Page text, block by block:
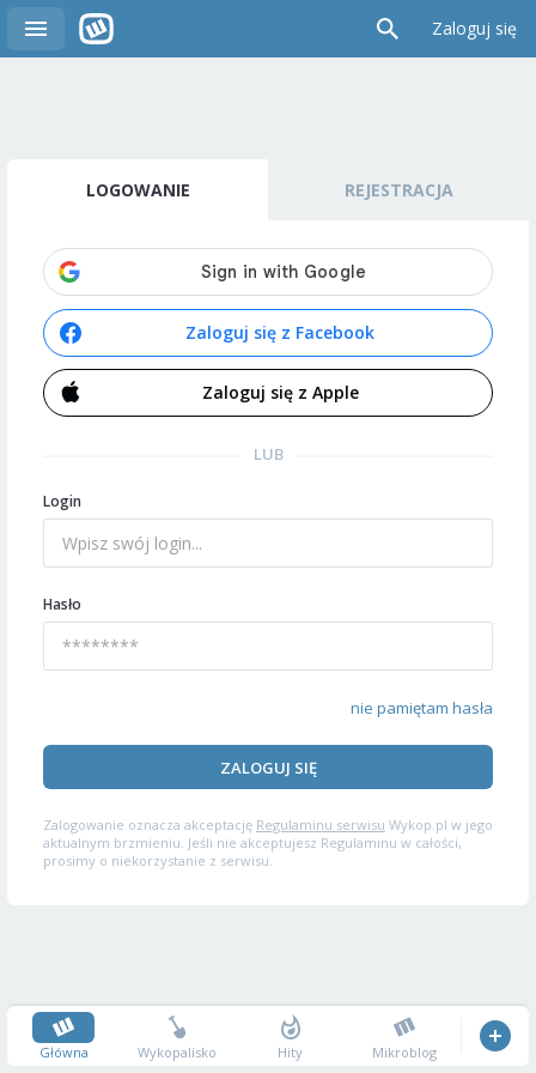
Zaloguj się
LOGOWANIE REJESTRACJA
Zaloguj się z Facebook
Zaloguj się z Apple
LUB
Login
Hasło
nie pamiętam hasła
ZALOGUJ SIĘ
Zalogowanie oznacza akceptację Regulaminu serwisu Wykop.pl w jego
aktualnym brzmieniu. Jeśli nie akceptujesz Regulaminu w całości,
prosimy o niekorzystanie z serwisu.
Główna Wykopalisko Hity Mikroblog